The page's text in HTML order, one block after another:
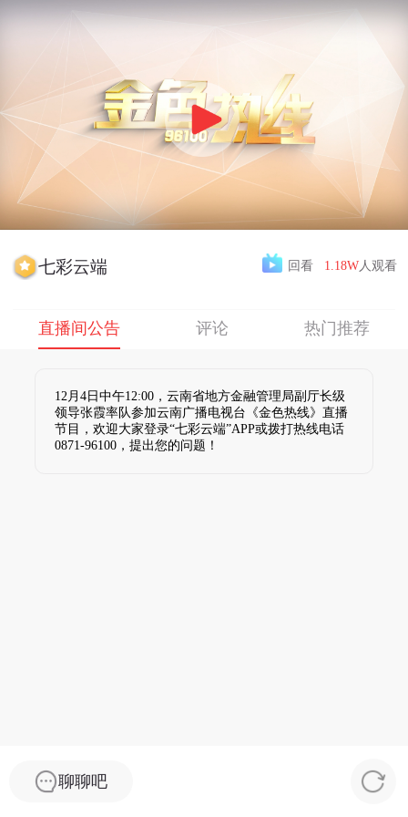
Play
Video
七彩云端 回看 1.18W人观看
直播间公告 评论 热门推荐
12月4日中午12:00，云南省地方金融管理局副厅长级
领导张霞率队参加云南广播电视台《金色热线》直播
节目，欢迎大家登录“七彩云端”APP或拨打热线电话
0871-96100，提出您的问题！
聊聊吧